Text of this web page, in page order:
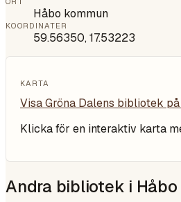
Håbo kommun
KOORDINATER
59.56350,17.53223
KARTA
VisaGröna Dalens bibliotek
Klicka för en interaktiv karta
Andra bibliotek i